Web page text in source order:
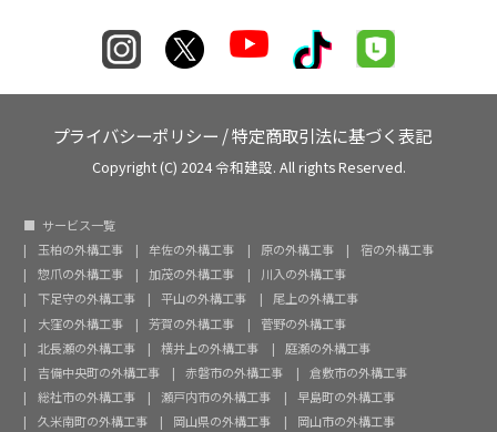
プライバシーポリシー /特定商取引法に基づく表記
Copyright (C) 2024 令和建設. All rights Reserved.
サービス一覧
玉柏の外構工事
牟佐の外構工事 原の外構工事
宿の外構工事
惣爪の外構工事
加茂の外構工事
川入の外構工事
下足守の外構工事
平山の外構工事
尾上の外構工事
大窪の外構工事
芳賀の外構工事
菅野の外構工事
北長瀬の外構工事
横井上の外構工事
庭瀬の外構工事
吉備中央町の外構工事
赤磐市の外構工事
倉敷市の外構工事
総社市の外構工事
瀬戸内市の外構工事
早島町の外構工事
久米南町の外構工事
岡山県の外構工事
岡山市の外構工事